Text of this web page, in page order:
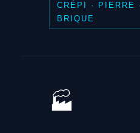
CRÉPI · PIERRE
BRIQUE
🏭